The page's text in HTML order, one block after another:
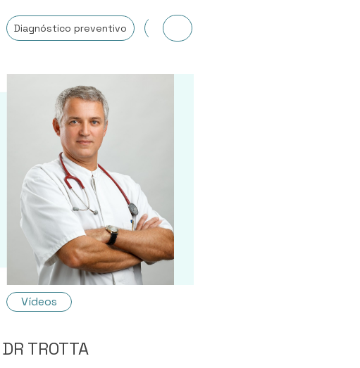
Diagnóstico preventivo Digestivo
Vídeos
TROTTA